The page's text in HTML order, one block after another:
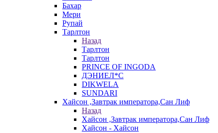
Бахар
Мери
Рупай
Тарлтон
Назад
Тарлтон
Тарлтон
PRINCE OF INGODA
ДЭНИЕЛ*С
DIKWELA
SUNDARI
Хайсон ,Завтрак императора,Сан Лиф
Назад
Хайсон ,Завтрак императора,Сан Лиф
Хайсон - Хайсон